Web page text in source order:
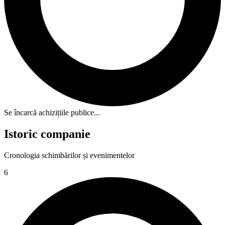
Se încarcă achizițiile publice...
Istoric companie
Cronologia schimbărilor și evenimentelor
6